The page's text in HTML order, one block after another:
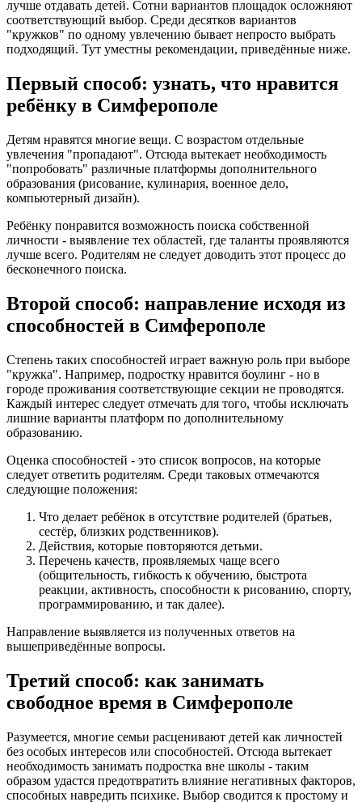
лучше отдавать детей. Сотни вариантов площадок осложняют
соответствующий выбор. Среди десятков вариантов
"кружков" по одному увлечению бывает непросто выбрать
подходящий. Тут уместны рекомендации, приведённые ниже.
Первый способ: узнать, что нравится
ребёнку в Симферополе
Детям нравятся многие вещи. С возрастом отдельные
увлечения "пропадают". Отсюда вытекает необходимость
"попробовать" различные платформы дополнительного
образования (рисование, кулинария, военное дело,
компьютерный дизайн).
Ребёнку понравится возможность поиска собственной
личности - выявление тех областей, где таланты проявляются
лучше всего. Родителям не следует доводить этот процесс до
бесконечного поиска.
Второй способ: направление исходя из
способностей в Симферополе
Степень таких способностей играет важную роль при выборе
"кружка". Например, подростку нравится боулинг - но в
городе проживания соответствующие секции не проводятся.
Каждый интерес следует отмечать для того, чтобы исключать
лишние варианты платформ по дополнительному
образованию.
Оценка способностей - это список вопросов, на которые
следует ответить родителям. Среди таковых отмечаются
следующие положения:
Что делает ребёнок в отсутствие родителей (братьев,
сестёр, близких родственников).
Действия, которые повторяются детьми.
Перечень качеств, проявляемых чаще всего
(общительность, гибкость к обучению, быстрота
реакции, активность, способности к рисованию, спорту,
программированию, и так далее).
Направление выявляется из полученных ответов на
вышеприведённые вопросы.
Третий способ: как занимать
свободное время в Симферополе
Разумеется, многие семьи расценивают детей как личностей
без особых интересов или способностей. Отсюда вытекает
необходимость занимать подростка вне школы - таким
образом удастся предотвратить влияние негативных факторов,
способных навредить психике. Выбор сводится к простому и